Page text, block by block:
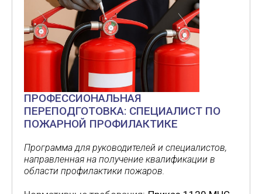
ПРОФЕССИОНАЛЬНАЯ
ПЕРЕПОДГОТОВКА: СПЕЦИАЛИСТ ПО
ПОЖАРНОЙ ПРОФИЛАКТИКЕ
Программа для руководителей и специалистов,
направленная на получение квалификации в
области профилактики пожаров.